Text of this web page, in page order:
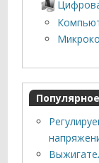
Популярное